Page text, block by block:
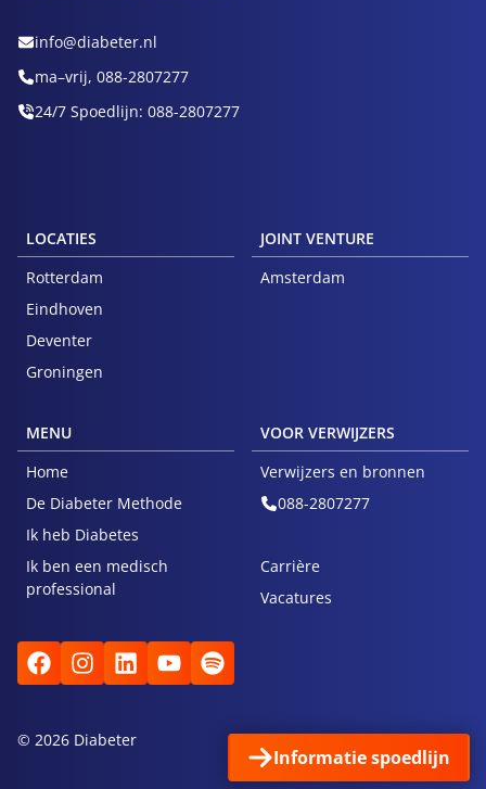
Informatie spoedlijn
info@diabeter.nl
ma–vrij, 088-2807277
24/7 Spoedlijn: 088-2807277
LOCATIES
Rotterdam
Eindhoven
Deventer
Groningen
JOINT VENTURE
Amsterdam
MENU
Home
De Diabeter Methode
Ik heb Diabetes
Ik ben een medisch
professional
VOOR VERWIJZERS
Verwijzers en bronnen
088-2807277
Carrière
Vacatures
© 2026 Diabeter Privacy Klachten
Algemene voorwaarden